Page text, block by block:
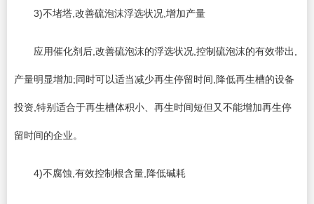
3)不堵塔,改善硫泡沫浮选状况,增加产量
应用催化剂后,改善硫泡沫的浮选状况,控制硫泡沫的有效带出,
产量明显增加;同时可以适当减少再生停留时间,降低再生槽的设备
投资,特别适合于再生槽体积小、再生时间短但又不能增加再生停
留时间的企业。
4)不腐蚀,有效控制根含量,降低碱耗